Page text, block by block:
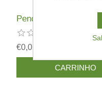
Pendente Ágata Azul
€0,05